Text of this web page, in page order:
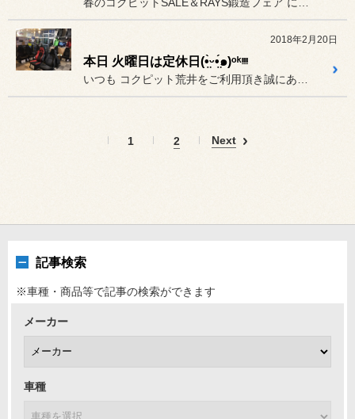
2018年2月20日
本日 火曜日は定休日(•̤̀ᵕ•̤́๑)ᵒᵏᵎᵎᵎᵎ
1 2 Next
記事検索
※車種・商品等で記事の検索ができます
メーカー
車種